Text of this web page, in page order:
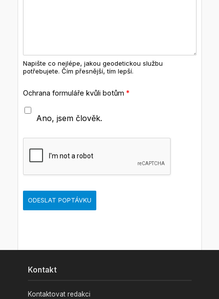
Napište co nejlépe, jakou geodetickou službu
potřebujete. Čím přesnější, tím lepší.
Ochrana formuláře kvůli botům *
Ano, jsem člověk.
ODESLAT POPTÁVKU
Kontakt
Kontaktovat redakci